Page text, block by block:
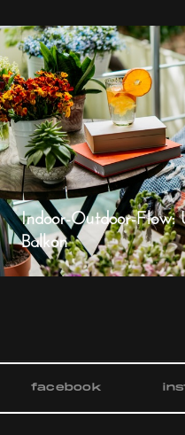
Indoor-Outdoor-Flow:
Balkon
facebook